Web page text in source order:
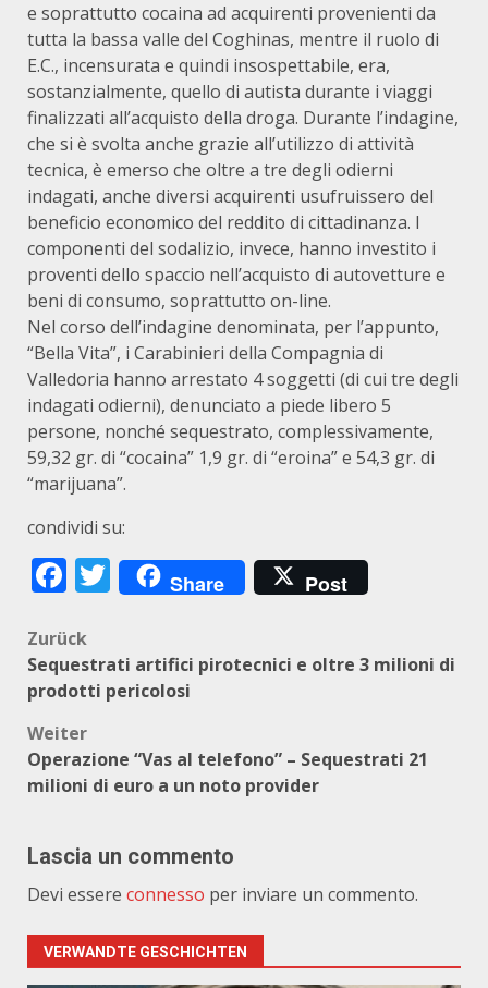
e soprattutto cocaina ad acquirenti provenienti da
tutta la bassa valle del Coghinas, mentre il ruolo di
E.C., incensurata e quindi insospettabile, era,
sostanzialmente, quello di autista durante i viaggi
finalizzati all’acquisto della droga. Durante l’indagine,
che si è svolta anche grazie all’utilizzo di attività
tecnica, è emerso che oltre a tre degli odierni
indagati, anche diversi acquirenti usufruissero del
beneficio economico del reddito di cittadinanza. I
componenti del sodalizio, invece, hanno investito i
proventi dello spaccio nell’acquisto di autovetture e
beni di consumo, soprattutto on-line.
Nel corso dell’indagine denominata, per l’appunto,
“Bella Vita”, i Carabinieri della Compagnia di
Valledoria hanno arrestato 4 soggetti (di cui tre degli
indagati odierni), denunciato a piede libero 5
persone, nonché sequestrato, complessivamente,
59,32 gr. di “cocaina” 1,9 gr. di “eroina” e 54,3 gr. di
“marijuana”.
condividi su:
Facebook
Twitter
Share Post
Beitragsnavigation
Zurück
Sequestrati artifici pirotecnici e oltre 3 milioni di
prodotti pericolosi
Weiter
Operazione “Vas al telefono” – Sequestrati 21
milioni di euro a un noto provider
Lascia un commento
Devi essere connesso per inviare un commento.
VERWANDTE GESCHICHTEN